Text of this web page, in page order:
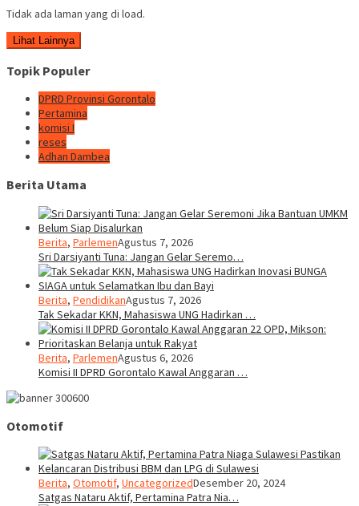
Tidak ada laman yang di load.
Lihat Lainnya
Topik Populer
DPRD Provinsi Gorontalo
Pertamina
komisi I
reses
Adhan Dambea
Berita Utama
Berita, ParlemenAgustus 7, 2026
Sri Darsiyanti Tuna: Jangan Gelar Seremo…
Berita, PendidikanAgustus 7, 2026
Tak Sekadar KKN, Mahasiswa UNG Hadirkan …
Berita, ParlemenAgustus 6, 2026
Komisi II DPRD Gorontalo Kawal Anggaran …
Otomotif
Berita, Otomotif, UncategorizedDesember 20, 2024
Satgas Nataru Aktif, Pertamina Patra Nia…